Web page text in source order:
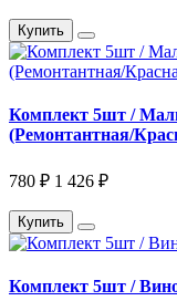
Купить
Комплект 5шт /
(Ремонтантная/
780 ₽ 1 426 ₽
Купить
Комплект 5шт /